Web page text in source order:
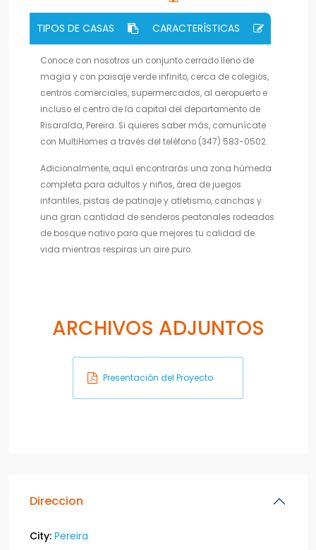
TIPOS DE CASAS CARACTERÍSTICAS
Conoce con nosotros un conjunto cerrado lleno de
magia y con paisaje verde infinito, cerca de colegios,
centros comerciales, supermercados, al aeropuerto e
incluso el centro de la capital del departamento de
Risaralda, Pereira. Si quieres saber más, comunícate
con MultiHomes a través del teléfono (347) 583-0502.
Adicionalmente, aquí encontrarás una zona húmeda
completa para adultos y niños, área de juegos
infantiles, pistas de patinaje y atletismo, canchas y
una gran cantidad de senderos peatonales rodeados
de bosque nativo para que mejores tu calidad de
vida mientras respiras un aire puro.
ARCHIVOS ADJUNTOS
Presentación del Proyecto
Direccion
City: Pereira